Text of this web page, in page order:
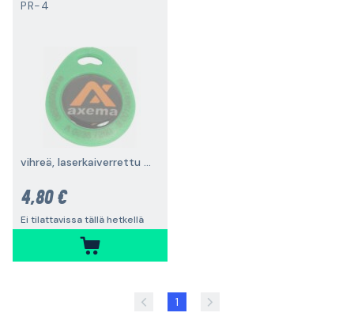
PR-4
vihreä, laserkaiverrettu ID-koodi
4,80 €
Ei tilattavissa tällä hetkellä
1